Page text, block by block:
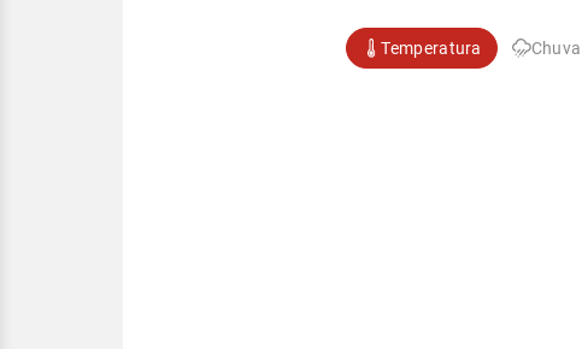
Temperatura Chuva